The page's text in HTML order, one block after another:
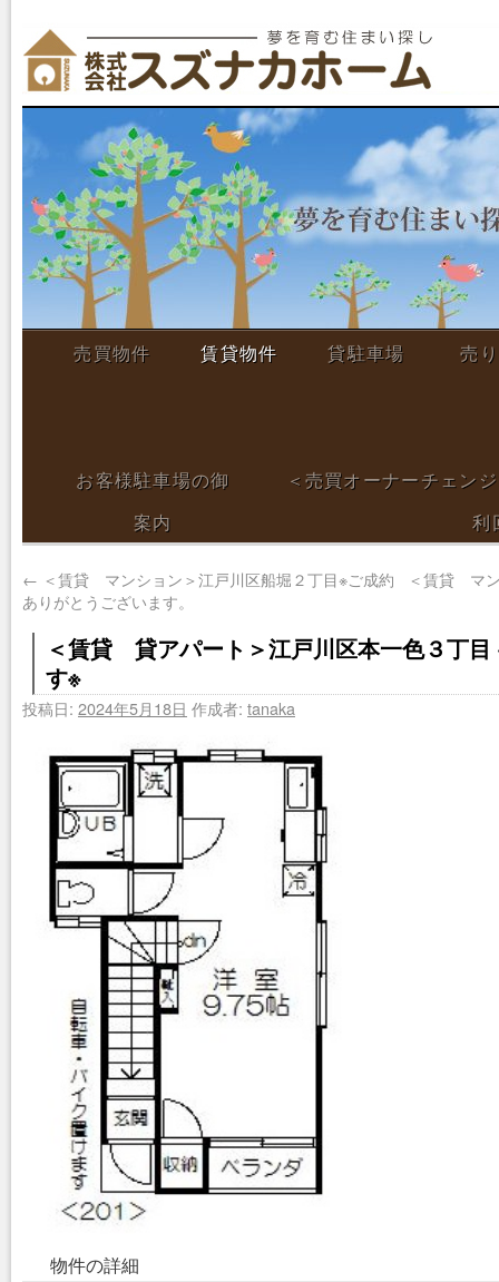
売買物件 賃貸物件 貸駐車場
売
お客様駐車場の御
案内
＜売買オーナーチェン
利
← ＜賃貸 マンション＞江戸川区船堀２丁目※ご成約
ありがとうございます。
＜賃貸 マ
＜賃貸 貸アパート＞江戸川区本一色３丁
す※
投稿日: 2024年5月18日 作成者: tanaka
物件の詳細